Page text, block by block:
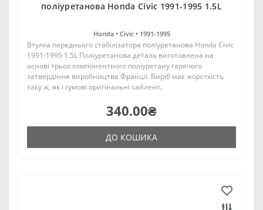
поліуретанова Honda Civic 1991-1995 1.5L
Honda • Civic • 1991-1995
Втулка переднього стабілізатора поліуретанова Honda Civic
1991-1995 1.5L Поліуретанова деталь виготовлена на
основі трьох компонентного поліуретану гарячого
затвердіння виробництва Франції. Виріб має жорсткість
таку ж, як і гумові оригінальні сайлент..
340.00₴
ДО КОШИКА